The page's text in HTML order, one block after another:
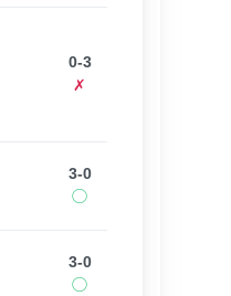
0-3
✗
3-0
◯
3-0
◯